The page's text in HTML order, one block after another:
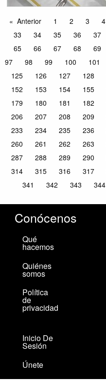
Anterior 1 2 3 4
33
34 35 36 37
65
66 67 68 69
97
98 99 100 101
125
126 127 128
152
153 154 155
179
180 181 182
206
207 208 209
233
234 235 236
260
261 262 263
287
288 289 290
314
315 316 317
341
342 343 344
Conócenos
Qué
hacemos
Quiénes
somos
Política
de
privacidad
Inicio De
Sesión
Únete